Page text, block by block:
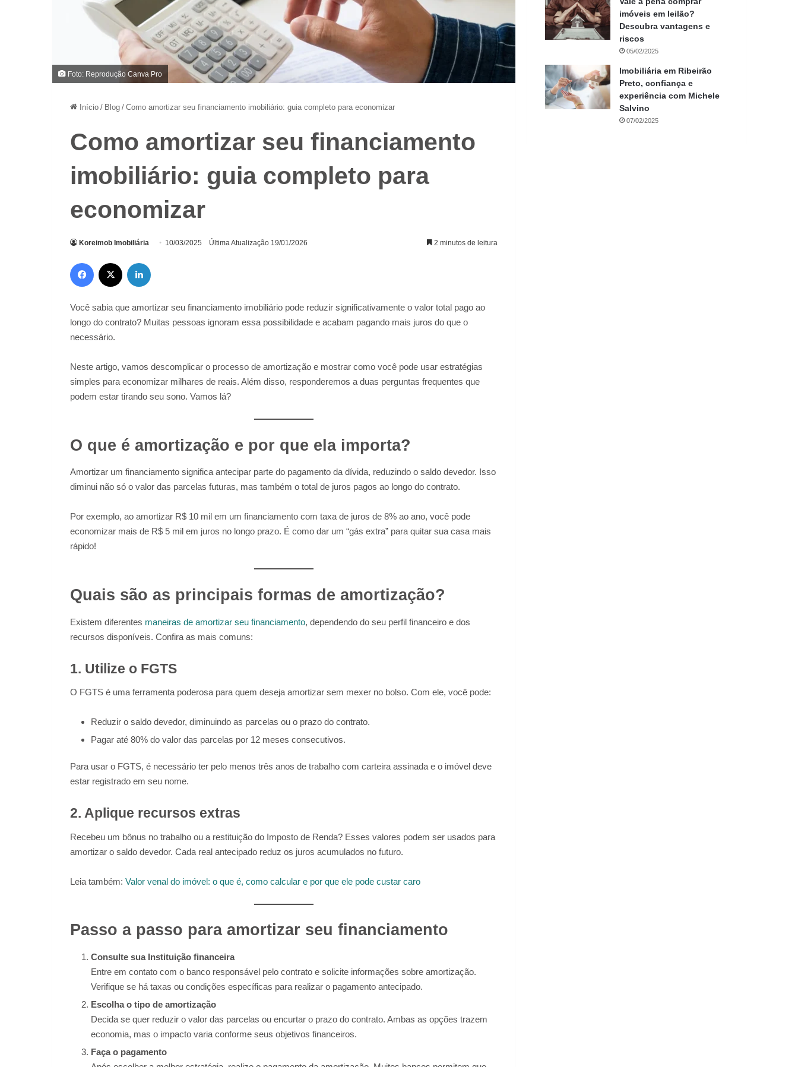
Foto: Reprodução Canva Pro
Início / Blog / Como amortizar seu financiamento imobiliário: guia completo para economizar
Como amortizar seu financiamento
imobiliário: guia completo para
economizar
Koreimob Imobiliária 10/03/2025 Última Atualização 19/01/2026 2 minutos de leitura
Facebook
Você sabia que amortizar seu financiamento imobiliário pode reduzir significativamente o valor total pago ao
longo do contrato? Muitas pessoas ignoram essa possibilidade e acabam pagando mais juros do que o
necessário.
Neste artigo, vamos descomplicar o processo de amortização e mostrar como você pode usar estratégias
simples para economizar milhares de reais. Além disso, responderemos a duas perguntas frequentes que
podem estar tirando seu sono. Vamos lá?
O que é amortização e por que ela importa?
Amortizar um financiamento significa antecipar parte do pagamento da dívida, reduzindo o saldo devedor. Isso
diminui não só o valor das parcelas futuras, mas também o total de juros pagos ao longo do contrato.
Por exemplo, ao amortizar R$ 10 mil em um financiamento com taxa de juros de 8% ao ano, você pode
economizar mais de R$ 5 mil em juros no longo prazo. É como dar um “gás extra” para quitar sua casa mais
rápido!
Quais são as principais formas de amortização?
Existem diferentes maneiras de amortizar seu financiamento, dependendo do seu perfil financeiro e dos
recursos disponíveis. Confira as mais comuns:
1. Utilize o FGTS
O FGTS é uma ferramenta poderosa para quem deseja amortizar sem mexer no bolso. Com ele, você pode:
Reduzir o saldo devedor, diminuindo as parcelas ou o prazo do contrato.
Pagar até 80% do valor das parcelas por 12 meses consecutivos.
Para usar o FGTS, é necessário ter pelo menos três anos de trabalho com carteira assinada e o imóvel deve
estar registrado em seu nome.
2. Aplique recursos extras
Recebeu um bônus no trabalho ou a restituição do Imposto de Renda? Esses valores podem ser usados para
amortizar o saldo devedor. Cada real antecipado reduz os juros acumulados no futuro.
Leia também: Valor venal do imóvel: o que é, como calcular e por que ele pode custar caro
Passo a passo para amortizar seu financiamento
Consulte sua Instituição financeira
Entre em contato com o banco responsável pelo contrato e solicite informações sobre amortização.
Verifique se há taxas ou condições específicas para realizar o pagamento antecipado.
Escolha o tipo de amortização
Decida se quer reduzir o valor das parcelas ou encurtar o prazo do contrato. Ambas as opções trazem
economia, mas o impacto varia conforme seus objetivos financeiros.
Faça o pagamento
imóveis em leilão?
Descubra vantagens e
riscos
05/02/2025
Imobiliária em Ribeirão
Preto, confiança e
experiência com Michele
Salvino
07/02/2025